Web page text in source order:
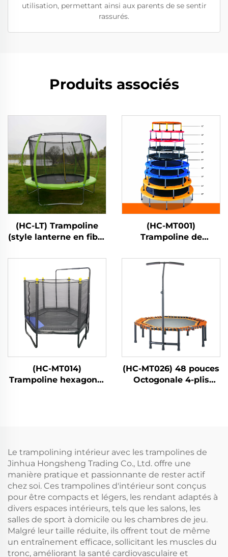
utilisation, permettant ainsi aux parents de se sentir
rassurés.
Produits associés
(HC-LT) Trampoline
(style lanterne en fibre
(HC-MT001)
Trampoline de
(HC-MT014)
Trampoline hexagonal
(HC-MT026) 48 pouces
Octogonale 4-plis
Le trampolining intérieur avec les trampolines de
Jinhua Hongsheng Trading Co., Ltd. offre une
manière pratique et passionnante de rester actif
chez soi. Ces trampolines d'intérieur sont conçus
pour être compacts et légers, les rendant adaptés à
divers espaces intérieurs, tels que les salons, les
salles de sport à domicile ou les chambres de jeu.
Malgré leur taille réduite, ils offrent tout de même
un entraînement efficace, sollicitant les muscles du
tronc, améliorant la santé cardiovasculaire et